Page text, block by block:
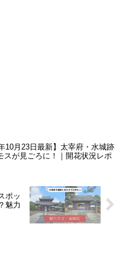
10月23日最新】太宰府・水城跡
スが見ごろに！｜開花状況レポ
ポッ
魅力